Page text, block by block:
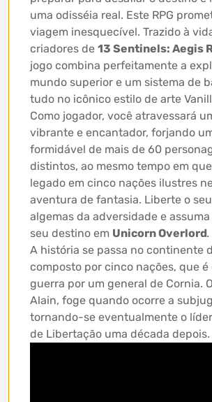
uma odisséia real. Este RPG
viagem inesquecível. Trazido à
criadores de 13 Sentinels: Aegis
jogo combina perfeitamente a
mundo superior e um sistema de
tudo no icônico estilo de arte
Como jogador, você atravessará
vibrante e encantador, forjando
formidável de mais de 60
distintos, ao mesmo tempo em
legado em cinco nações ilustres
aventura de fantasia. Liberte o
algemas da adversidade e
seu destino em Unicorn Overlord.
A história se passa no continente
composto por cinco nações, que é
guerra por um general de Cornia.
Alain, foge quando ocorre a
tornando-se eventualmente o
de Libertação uma década depois.